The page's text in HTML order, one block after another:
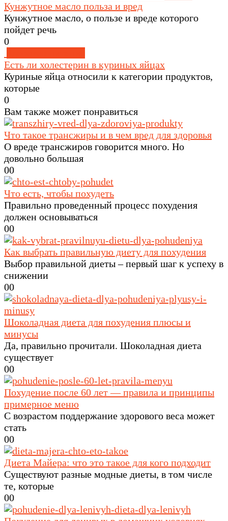
Кунжутное масло польза и вред
Кунжутное масло, о пользе и вреде которого
пойдет речь
0
Есть ли холестерин в куриных яйцах
Куриные яйца относили к категории продуктов,
которые
0
Вам также может понравиться
Что такое трансжиры и в чем вред для здоровья
О вреде трансжиров говорится много. Но
довольно большая
00
Что есть, чтобы похудеть
Правильно проведенный процесс похудения
должен основываться
00
Как выбрать правильную диету для похудения
Выбор правильной диеты – первый шаг к успеху в
снижении
00
Шоколадная диета для похудения плюсы и
минусы
Да, правильно прочитали. Шоколадная диета
существует
00
Похудение после 60 лет — правила и принципы
примерное меню
С возрастом поддержание здорового веса может
стать
00
Диета Майера: что это такое для кого подходит
Существуют разные модные диеты, в том числе
те, которые
00